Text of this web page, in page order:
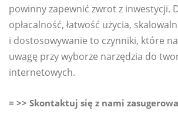
powinny zapewnić zwrot z inwestycji.
opłacalność, łatwość użycia,
i dostosowywanie to czynniki, które
uwagę przy wyborze narzędzia do
internetowych.
= >> Skontaktuj się z nami